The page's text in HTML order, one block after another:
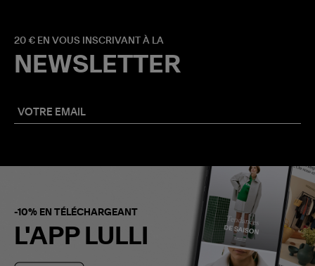
20 € EN VOUS INSCRIVANT À LA
NEWSLETTER
-10% EN TÉLÉCHARGEANT
L'APP LULLI